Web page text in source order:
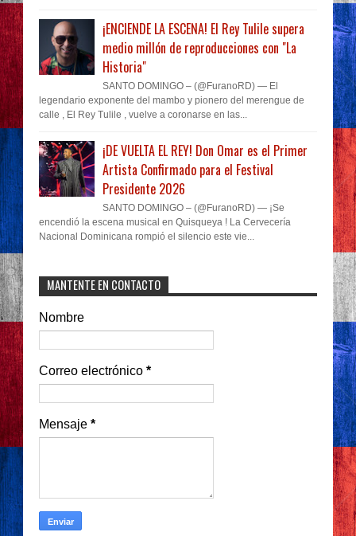
¡ENCIENDE LA ESCENA! El Rey Tulile supera
medio millón de reproducciones con "La
Historia"
SANTO DOMINGO – (@FuranoRD) — El
legendario exponente del mambo y pionero del merengue de
calle , El Rey Tulile , vuelve a coronarse en las...
¡DE VUELTA EL REY! Don Omar es el Primer
Artista Confirmado para el Festival
Presidente 2026
SANTO DOMINGO – (@FuranoRD) — ¡Se
encendió la escena musical en Quisqueya ! La Cervecería
Nacional Dominicana rompió el silencio este vie...
MANTENTE EN CONTACTO
Nombre
Correo electrónico *
Mensaje *